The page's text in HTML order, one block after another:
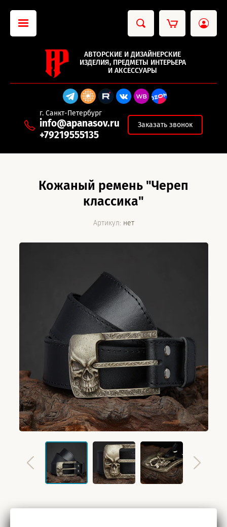
АВТОРСКИЕ И ДИЗАЙНЕРСКИЕ
ИЗДЕЛИЯ, ПРЕДМЕТЫ ИНТЕРЬЕРА
И АКСЕССУАРЫ
г. Санкт-Петербург
info@apanasov.ru
+79219555135
Заказать звонок
Кожаный ремень "Череп
классика"
Артикул: нет